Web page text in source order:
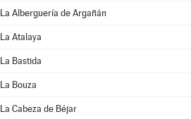
La Alberguería de Argañán
La Atalaya
La Bastida
La Bouza
La Cabeza de Béjar